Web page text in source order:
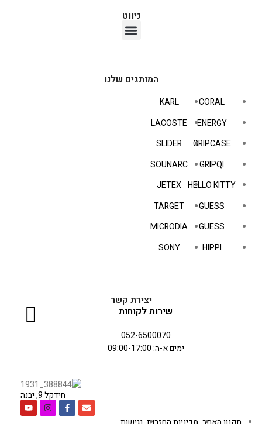
ניווט
המותגים שלנו
CORAL
ENERGY
GRIPCASE
GRIPQI
HELLO KITTY
GUESS
GUESS
HIPPI
KARL
LACOSTE
SLIDER
SOUNARC
JETEX
TARGET
MICRODIA
SONY
יצירת קשר
שירות לקוחות
052-6500070
ימים א-ה: 09:00-17:00
חידקל 9, יבנה
תקנון האתר מדיניות החזרות נגישות